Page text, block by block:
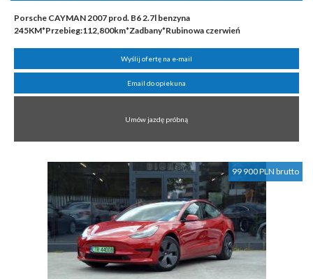
Porsche CAYMAN 2007 prod. B6 2.7l benzyna
245KM*Przebieg:112,800km*Zadbany*Rubinowa czerwień
Wyślij ofertę na e-mail
Email do opiekuna
Umów jazdę próbną
99 900 PLN brutto